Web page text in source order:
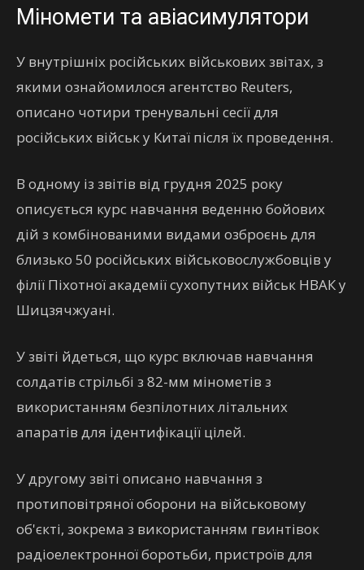
Міномети та авіасимулятори
У внутрішніх російських військових звітах, з
якими ознайомилося агентство Reuters,
описано чотири ​тренувальні сесії для
російських військ у Китаї після їх проведення.
В одному із звітів від грудня 2025 року
описується курс навчання веденню бойових
дій з комбінованими видами озброєнь для
близько 50 російських військовослужбовців у
філії Піхотної академії сухопутних військ НВАК у
Шицзячжуані.
У звіті йдеться, що курс включав навчання
солдатів стрільбі з 82-мм мінометів з
використанням безпілотних літальних
апаратів для ідентифікації цілей.
У другому звіті описано навчання з
протиповітряної оборони на військовому
об'єкті, зокрема з використанням гвинтівок
радіоелектронної боротьби, пристроїв для